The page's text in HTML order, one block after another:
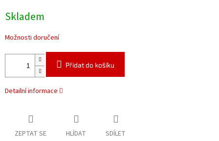
cena:
Skladem
Možnosti doručení
Přidat do košíku
Detailní informace
ZEPTAT SE HLÍDAT SDÍLET